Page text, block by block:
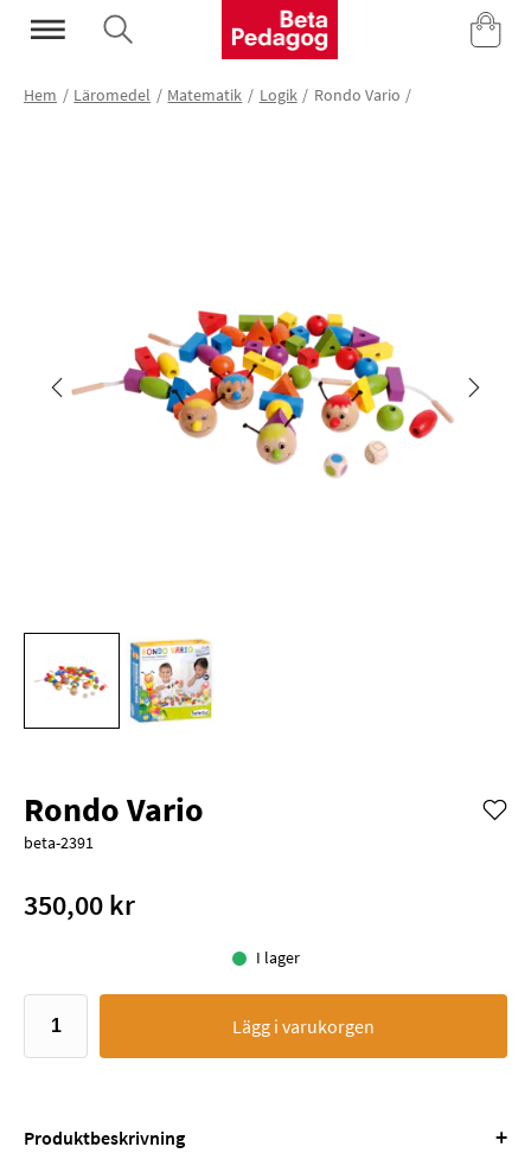
Mina Sidor
Hem Läromedel Matematik Logik Rondo Vario
Rondo Vario
beta-2391
350,00 kr
I lager
Lägg i varukorgen
Produktbeskrivning +